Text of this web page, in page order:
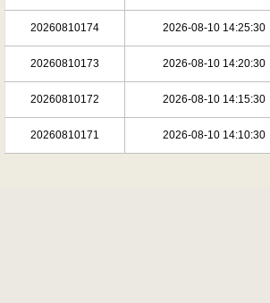
20260810174 2026-08-10 14:25:30
20260810173 2026-08-10 14:20:30
20260810172 2026-08-10 14:15:30
20260810171 2026-08-10 14:10:30